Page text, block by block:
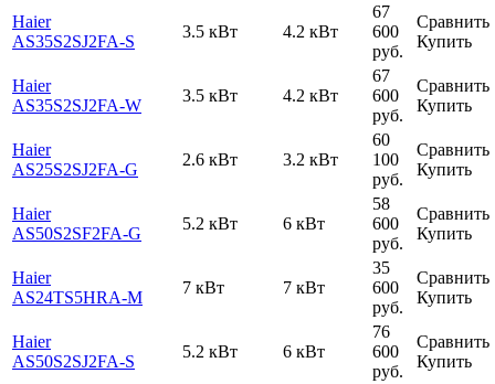
Haier
AS35S2SJ2FA-S
3.5 кВт 4.2 кВт
67
600
руб.
Сравнить
Купить
Haier
AS35S2SJ2FA-W
3.5 кВт 4.2 кВт
67
600
руб.
Сравнить
Купить
Haier
AS25S2SJ2FA-G
2.6 кВт 3.2 кВт
60
100
руб.
Сравнить
Купить
Haier
AS50S2SF2FA-G
5.2 кВт 6 кВт
58
600
руб.
Сравнить
Купить
Haier
AS24TS5HRA-M
7 кВт 7 кВт
35
600
руб.
Сравнить
Купить
Haier
AS50S2SJ2FA-S
5.2 кВт 6 кВт
76
600
руб.
Сравнить
Купить